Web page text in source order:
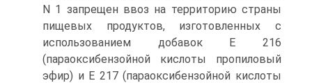
N 1 запрещен ввоз на территорию страны
пищевых продуктов, изготовленных с
использованием добавок E 216
(параоксибензойной кислоты пропиловый
эфир) и E 217 (параоксибензойной кислоты